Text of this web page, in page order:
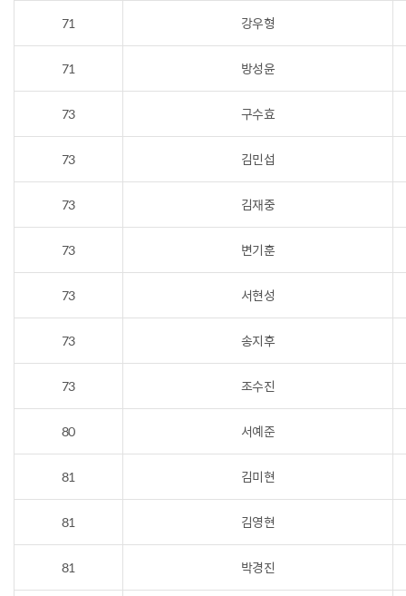
71 강우형
71 방성윤
73 구수효
73 김민섭
73 김재중
73 변기훈
73 서현성
73 송지후
73 조수진
80 서예준
81 김미현
81 김영현
81 박경진